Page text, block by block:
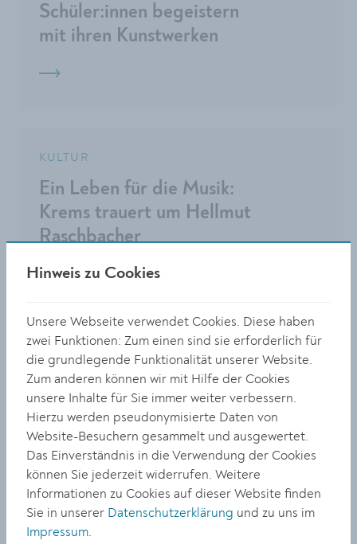
Schüler:innen begeistern
mit ihren Kunstwerken
KULTUR
Ein Leben für die Musik:
Krems trauert um Hellmut
Raschbacher
KULTUR
Literarischer Abend voller
Emotionen
KULTUR
Hinweis zu Cookies
Unsere Webseite verwendet Cookies. Diese haben
zwei Funktionen: Zum einen sind sie erforderlich für
die grundlegende Funktionalität unserer Website.
Zum anderen können wir mit Hilfe der Cookies
unsere Inhalte für Sie immer weiter verbessern.
Hierzu werden pseudonymisierte Daten von
Website-Besuchern gesammelt und ausgewertet.
Das Einverständnis in die Verwendung der Cookies
können Sie jederzeit widerrufen. Weitere
Informationen zu Cookies auf dieser Website finden
Sie in unserer Datenschutzerklärung und zu uns im
Impressum.